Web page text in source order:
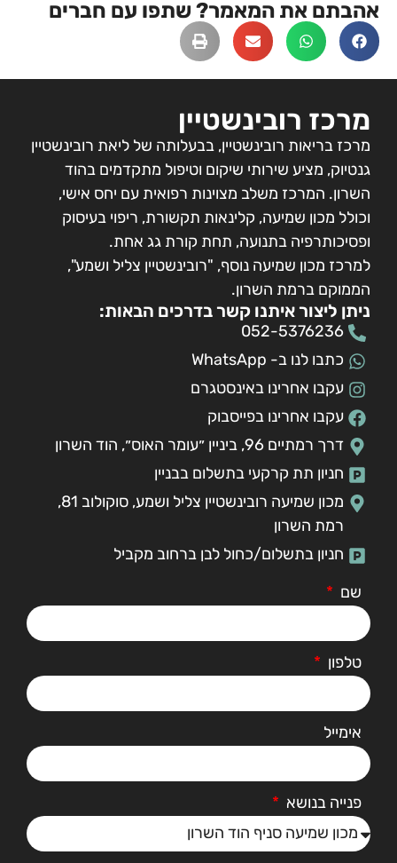
אהבתם את המאמר? שתפו עם חברים
מרכז רובינשטיין
מרכז בריאות רובינשטיין, בבעלותה של ליאת רובינשטיין
גנטיוק, מציע שירותי שיקום וטיפול מתקדמים בהוד
השרון. המרכז משלב מצוינות רפואית עם יחס אישי,
וכולל מכון שמיעה, קלינאות תקשורת, ריפוי בעיסוק
ופסיכותרפיה בתנועה, תחת קורת גג אחת.
למרכז מכון שמיעה נוסף, "רובינשטיין צליל ושמע",
הממוקם ברמת השרון.
ניתן ליצור איתנו קשר בדרכים הבאות:
052-5376236
כתבו לנו ב- WhatsApp
עקבו אחרינו באינסטגרם
עקבו אחרינו בפייסבוק
דרך רמתיים 96, ביניין ״עומר האוס״, הוד השרון
חניון תת קרקעי בתשלום בבניין
מכון שמיעה רובינשטיין צליל ושמע, סוקולוב 81,
רמת השרון
חניון בתשלום/כחול לבן ברחוב מקביל
שם
טלפון
אימייל
פנייה בנושא